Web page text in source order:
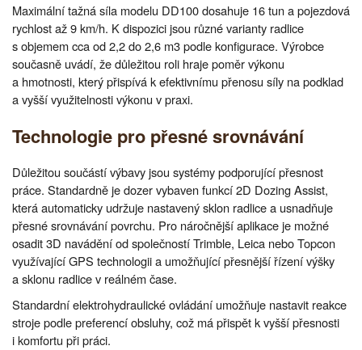
Maximální tažná síla modelu DD100 dosahuje 16 tun a pojezdová
rychlost až 9 km/h. K dispozici jsou různé varianty radlice
s objemem cca od 2,2 do 2,6 m3 podle konfigurace. Výrobce
současně uvádí, že důležitou roli hraje poměr výkonu
a hmotnosti, který přispívá k efektivnímu přenosu síly na podklad
a vyšší využitelnosti výkonu v praxi.
Technologie pro přesné srovnávání
Důležitou součástí výbavy jsou systémy podporující přesnost
práce. Standardně je dozer vybaven funkcí 2D Dozing Assist,
která automaticky udržuje nastavený sklon radlice a usnadňuje
přesné srovnávání povrchu. Pro náročnější aplikace je možné
osadit 3D navádění od společností Trimble, Leica nebo Topcon
využívající GPS technologii a umožňující přesnější řízení výšky
a sklonu radlice v reálném čase.
Standardní elektrohydraulické ovládání umožňuje nastavit reakce
stroje podle preferencí obsluhy, což má přispět k vyšší přesnosti
i komfortu při práci.